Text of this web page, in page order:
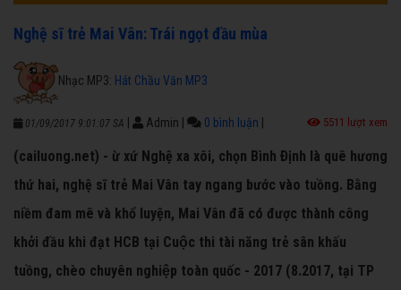
Nghệ sĩ trẻ Mai Vân: Trái ngọt đầu mùa
Nhạc MP3: Hát Chầu Văn MP3
01/09/2017 9:01:07 SA Admin 0 bình luận 5511 lượt xem
(cailuong.net) - ừ xứ Nghệ xa xôi, chọn Bình Ðịnh là quê hương
thứ hai, nghệ sĩ trẻ Mai Vân tay ngang bước vào tuồng. Bằng
niềm đam mê và khổ luyện, Mai Vân đã có được thành công
khởi đầu khi đạt HCB tại Cuộc thi tài năng trẻ sân khấu
tuồng, chèo chuyên nghiệp toàn quốc - 2017 (8.2017, tại TP